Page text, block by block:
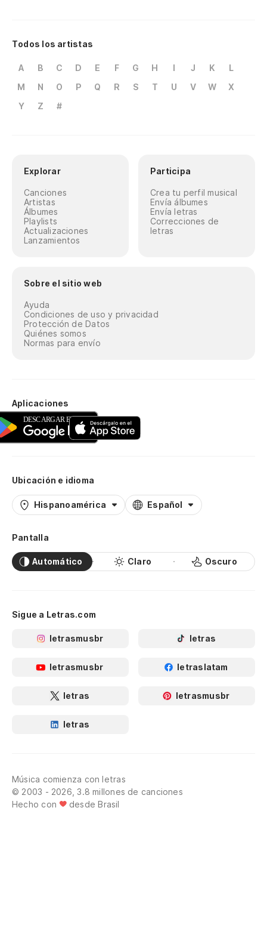
Todos los artistas
A B C D E F G H I J K
L
M
N O P Q R S T U V W
X
Y
Z #
Explorar
Canciones
Artistas
Álbumes
Playlists
Actualizaciones
Lanzamientos
Participa
Crea tu perfil musical
Envía álbumes
Envía letras
Correcciones de
letras
Sobre el sitio web
Ayuda
Condiciones de uso y privacidad
Protección de Datos
Quiénes somos
Normas para envío
Aplicaciones
Ubicación e idioma
Hispanoamérica Español
Pantalla
Automático Claro Oscuro
Sigue a Letras.com
letrasmusbr letras
letrasmusbr letraslatam
letras letrasmusbr
letras
Música comienza con letras
© 2003 - 2026, 3.8 millones de canciones
Hecho con
desde Brasil